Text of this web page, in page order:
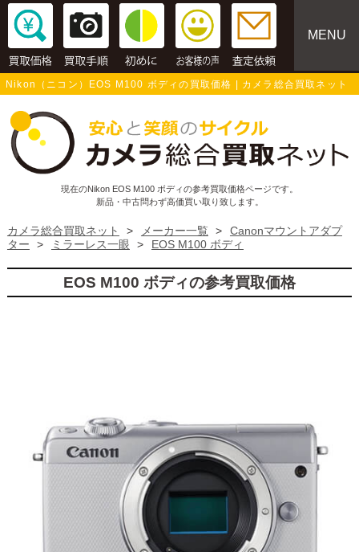
MENU
Nikon（ニコン）EOS M100 ボディの買取価格 | カメラ総合買取ネット
現在のNikon EOS M100 ボディの参考買取価格ページです。
新品・中古問わず高価買い取り致します。
カメラ総合買取ネット > メーカー一覧 >
Canonマウントアダプ
ター
> ミラーレス一眼 > EOS M100 ボディ
EOS M100 ボディの参考買取価格